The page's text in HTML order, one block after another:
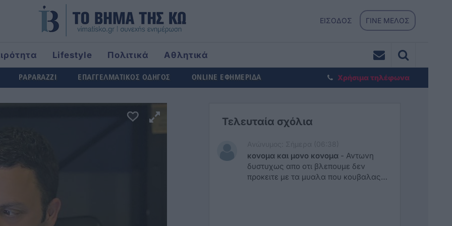
ΕΙΣΟΔΟΣ ΓΙΝΕ ΜΕΛΟΣ
Lifestyle Πολιτικά
Αθλητικά
PAPARAZZI ΕΠΑΓΓΕΛΜΑΤΙΚΟΣ ΟΔΗΓΟΣ ONLINE ΕΦΗΜΕΡΙΔΑ Χρήσιμα τηλέφωνα
Τελευταία σχόλια
κονομα και μονο κονομα - Αντωνη
δυστυχως απο οτι βλεπουμε δεν
προκειτε με τα μυαλα που κουβαλας